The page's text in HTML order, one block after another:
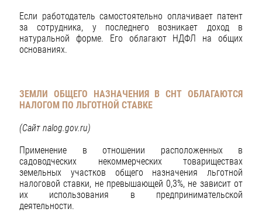
Если работодатель самостоятельно оплачивает патент
за сотрудника, у последнего возникает доход в
натуральной форме. Его облагают НДФЛ на общих
основаниях.
ЗЕМЛИ ОБЩЕГО НАЗНАЧЕНИЯ В СНТ ОБЛАГАЮТСЯ
НАЛОГОМ ПО ЛЬГОТНОЙ СТАВКЕ
(Сайт nalog.gov.ru)
Применение в отношении расположенных в
садоводческих некоммерческих товариществах
земельных участков общего назначения льготной
налоговой ставки, не превышающей 0,3%, не зависит от
их использования в предпринимательской
деятельности.